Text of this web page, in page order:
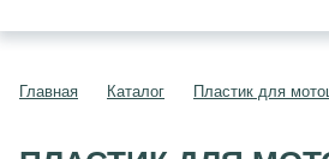
Главная Каталог Пластик для